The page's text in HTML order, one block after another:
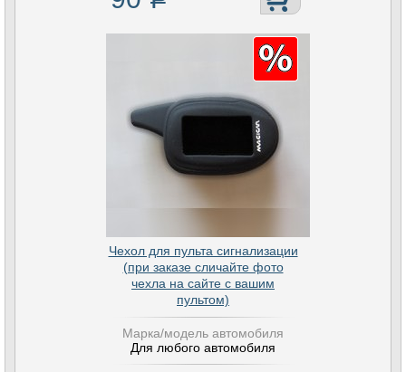
Чехол для пульта сигнализации
(при заказе сличайте фото
чехла на сайте с вашим
пультом)
Марка/модель автомобиля
Для любого автомобиля